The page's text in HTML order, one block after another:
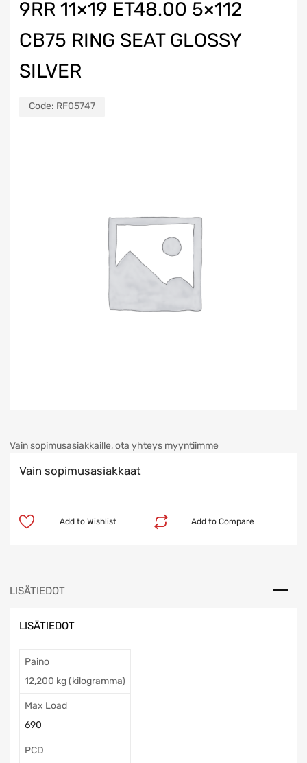
9RR 11×19 ET48.00 5×112
CB75 RING SEAT GLOSSY
SILVER
Code: RF05747
Vain sopimusasiakkaille, ota yhteys myyntiimme
Vain sopimusasiakkaat
Add to Compare
Add to Wishlist
LISÄTIEDOT
LISÄTIEDOT
Paino
12,200 kg (kilogramma)
Max Load
690
PCD